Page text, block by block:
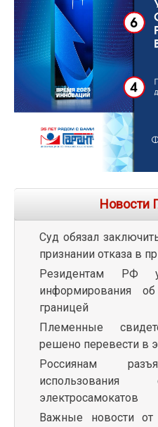
Новости
Суд обязал
признании отказа в
Резидентам РФ
информирования
границей
Племенные
решено перевести в
Россиянам
электросамокатов
Важные новости от